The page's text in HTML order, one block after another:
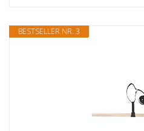
BESTSELLER NR. 3